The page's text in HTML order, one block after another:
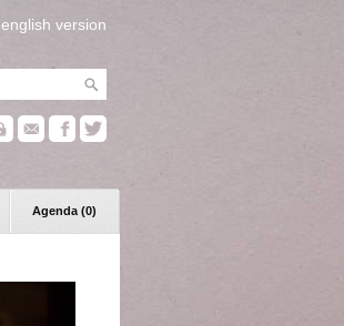
english version
Agenda (0)